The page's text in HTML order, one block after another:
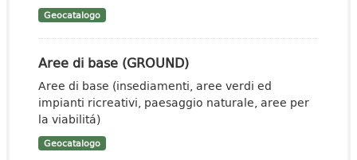
Geocatalogo
Aree di base (GROUND)
Aree di base (insediamenti, aree verdi ed
impianti ricreativi, paesaggio naturale, aree per
la viabilitá)
Geocatalogo